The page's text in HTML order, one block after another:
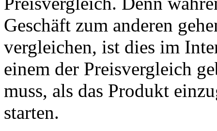
Geschäft zum anderen
vergleichen, ist dies im
einem der Preisvergleich
muss, als das Produkt
starten.